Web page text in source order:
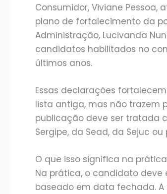
Consumidor, Viviane
plano de fortalecimento da
Administração, Lucivanda
candidatos habilitados no
últimos anos.
Essas declarações
lista antiga, mas não trazem
publicação deve ser tratada
Sergipe, da Sead, da Sejuc
O que isso significa na
Na prática, o candidato
baseado em data fechada. A